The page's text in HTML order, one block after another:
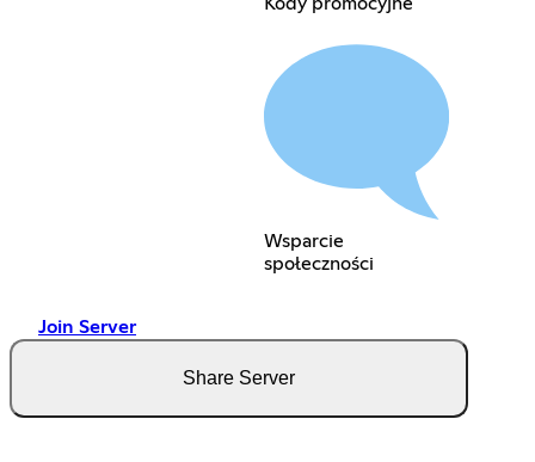
Kody promocyjne
Wsparcie
społeczności
Join Server
Share Server